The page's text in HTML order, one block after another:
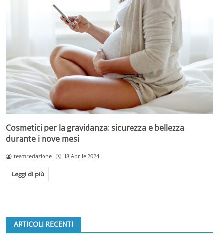
Cosmetici per la gravidanza: sicurezza e bellezza
durante i nove mesi
teamredazione 18 Aprile 2024
Leggi di più
ARTICOLI RECENTI